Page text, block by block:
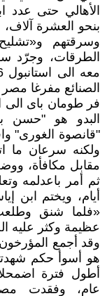
الأهالي حتى عدد
بنحو العشرة آلاف،
وسرقتهم
الطرقات، وجرّد
الصنائع مفرغا
فر طومان باى
البدو هو
"قانصوة الغورى"
ولكنه سرعان ما
مقابل مكافأة،
ثم أمر باعدلمه
أيام، ويختم ابن
«فلما شنق
عظيمة وكثر عليه
وقد أجمع
هو أسوأ حكم
عام، وفقدت